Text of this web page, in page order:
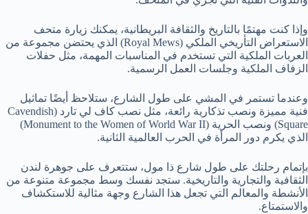
وإذا كنت مهتمًا بالتاريخ والثقافة البريطانية، يمكنك زيارة متحف
الاستعراض التأريخي الملكي (Royal Mews) الذي يحتضن مجموعة من
العربات الملكية التي تستخدم في المناسبات المهمة، مثل حفلات
الزفاف الملكية وجلسات العمل الرسمية.
وعندما تستمر في المشي على طول الشارع، ستلاحظ أيضًا تماثيل
فنية مميزة ونصب تذكارية رائعة، مثل نصب كاف لي تارد (Cavendish
Square) ونصب الحرية (Monument to the Women of World War II)
الذي يكرم دور المرأة في الحرب العالمية الثانية.
بإتمام رحلتك على طول شارع ذا مول، ستتعرف على جوهرة لندن
الثقافية والتجارية والتاريخية. ستجد نفسك وسط مجموعة متنوعة من
الأنشطة والمعالم التي تجعل هذا الشارع وجهة مثالية للاستكشاف
والاستمتاع.